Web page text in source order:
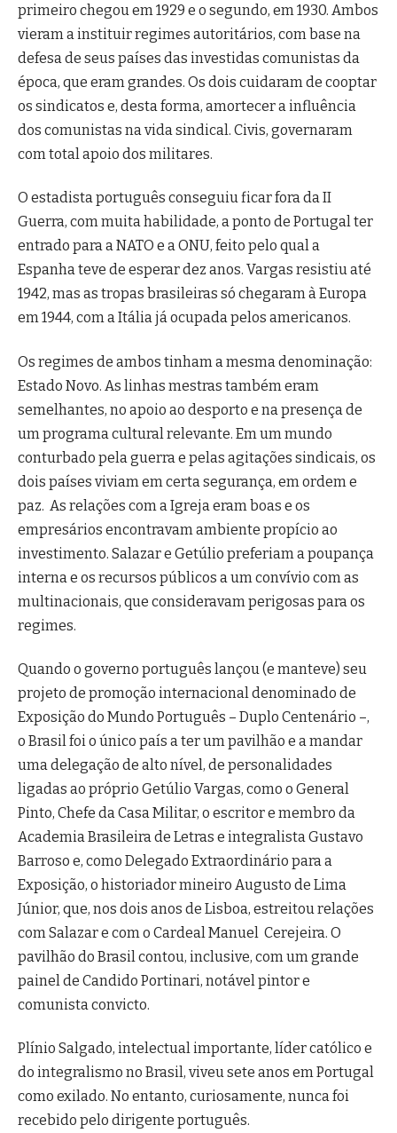
primeiro chegou em 1929 e o segundo, em 1930. Ambos
vieram a instituir regimes autoritários, com base na
defesa de seus países das investidas comunistas da
época, que eram grandes. Os dois cuidaram de cooptar
os sindicatos e, desta forma, amortecer a influência
dos comunistas na vida sindical. Civis, governaram
com total apoio dos militares.
O estadista português conseguiu ficar fora da II
Guerra, com muita habilidade, a ponto de Portugal ter
entrado para a NATO e a ONU, feito pelo qual a
Espanha teve de esperar dez anos. Vargas resistiu até
1942, mas as tropas brasileiras só chegaram à Europa
em 1944, com a Itália já ocupada pelos americanos.
Os regimes de ambos tinham a mesma denominação:
Estado Novo. As linhas mestras também eram
semelhantes, no apoio ao desporto e na presença de
um programa cultural relevante. Em um mundo
conturbado pela guerra e pelas agitações sindicais, os
dois países viviam em certa segurança, em ordem e
paz. As relações com a Igreja eram boas e os
empresários encontravam ambiente propício ao
investimento. Salazar e Getúlio preferiam a poupança
interna e os recursos públicos a um convívio com as
multinacionais, que consideravam perigosas para os
regimes.
Quando o governo português lançou (e manteve) seu
projeto de promoção internacional denominado de
Exposição do Mundo Português – Duplo Centenário –,
o Brasil foi o único país a ter um pavilhão e a mandar
uma delegação de alto nível, de personalidades
ligadas ao próprio Getúlio Vargas, como o General
Pinto, Chefe da Casa Militar, o escritor e membro da
Academia Brasileira de Letras e integralista Gustavo
Barroso e, como Delegado Extraordinário para a
Exposição, o historiador mineiro Augusto de Lima
Júnior, que, nos dois anos de Lisboa, estreitou relações
com Salazar e com o Cardeal Manuel Cerejeira. O
pavilhão do Brasil contou, inclusive, com um grande
painel de Candido Portinari, notável pintor e
comunista convicto.
Plínio Salgado, intelectual importante, líder católico e
do integralismo no Brasil, viveu sete anos em Portugal
como exilado. No entanto, curiosamente, nunca foi
recebido pelo dirigente português.